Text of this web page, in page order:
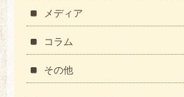
メディア
コラム
その他